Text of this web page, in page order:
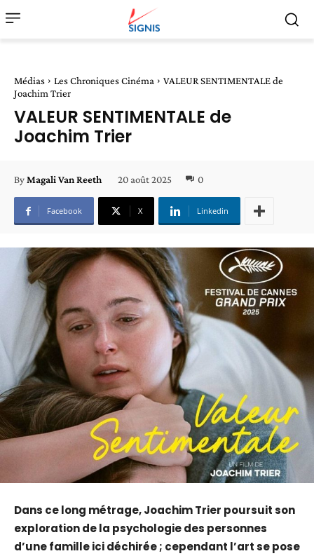
Médias Les Chroniques Cinéma
VALEUR SENTIMENTALE de
Joachim Trier
VALEUR SENTIMENTALE de
Joachim Trier
ByMagali Van Reeth 20 août 2025 0
Facebook X Linkedin
Dans ce long métrage, Joachim Trier poursuit son
exploration de la psychologie des personnes
d’une famille ici déchirée ; cependant l’art se pose